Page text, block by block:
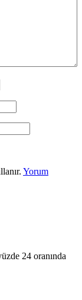
Yorum
24 oranında